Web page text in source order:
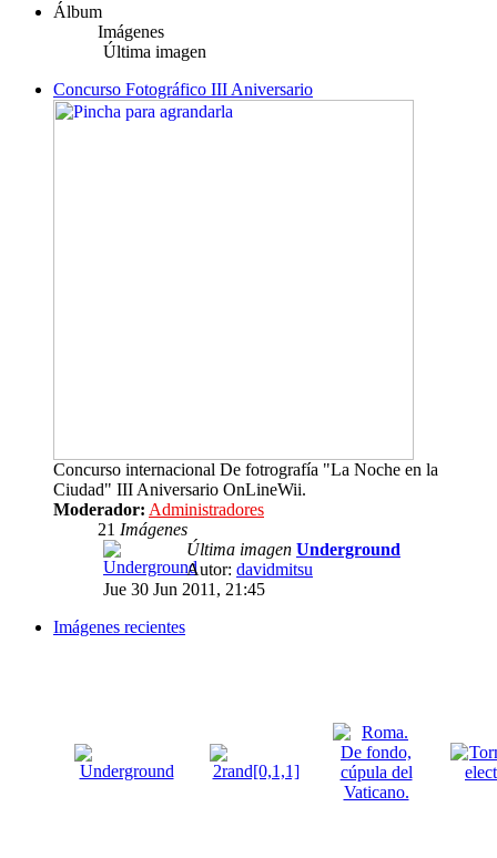
Álbum
Imágenes
Última imagen
Concurso Fotográfico III Aniversario
Concurso internacional De fotrografía "La Noche en la
Ciudad" III Aniversario OnLineWii.
Moderador: Administradores
21 Imágenes
Última imagen Underground
Autor: davidmitsu
Jue 30 Jun 2011, 21:45
Imágenes recientes